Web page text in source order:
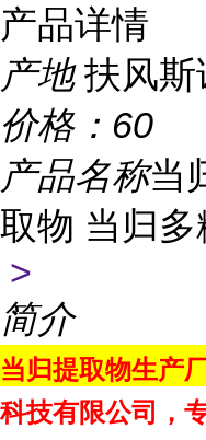
产品详情
产地 扶风斯
价格： 60
产品名称当
取物 当归多
>
简介
当归提取物生产
科技有限公司，